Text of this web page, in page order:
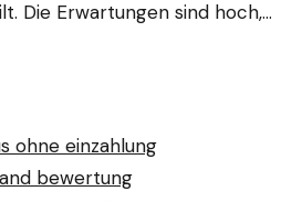
Die Erwartungen sind hoch,
auf seine Fähigkeiten auf dem
ohne einzahlung
bewertung